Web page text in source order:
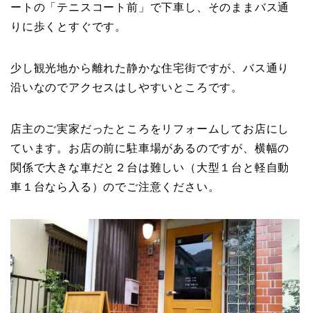
ートの「テニスコート前」で下車し、そのままバス通
りに歩くとすぐです。
少し観光地から離れた静かな住宅街ですが、バス通り
沿いなのでアクセスはしやすいところです。
店主のご実家だったところをリフォームしてお店にし
ています。お店の前に駐車場があるのですが、横幅の
関係で大きな車だと２台は難しい（大型１台と軽自動
車１台なら入る）のでご注意ください。